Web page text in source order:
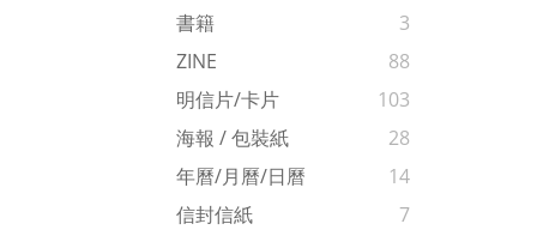
書籍
3
ZINE
88
明信片/卡片
103
海報 / 包裝紙
28
年曆/月曆/日曆
14
信封信紙
7